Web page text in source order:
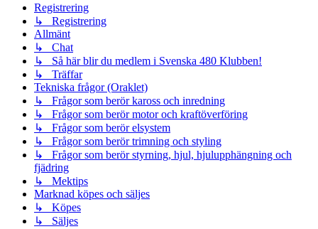
Registrering
↳ Registrering
Allmänt
↳ Chat
↳ Så här blir du medlem i Svenska 480 Klubben!
↳ Träffar
Tekniska frågor (Oraklet)
↳ Frågor som berör kaross och inredning
↳ Frågor som berör motor och kraftöverföring
↳ Frågor som berör elsystem
↳ Frågor som berör trimning och styling
↳ Frågor som berör styrning, hjul, hjulupphängning och
fjädring
↳ Mektips
Marknad köpes och säljes
↳ Köpes
↳ Säljes